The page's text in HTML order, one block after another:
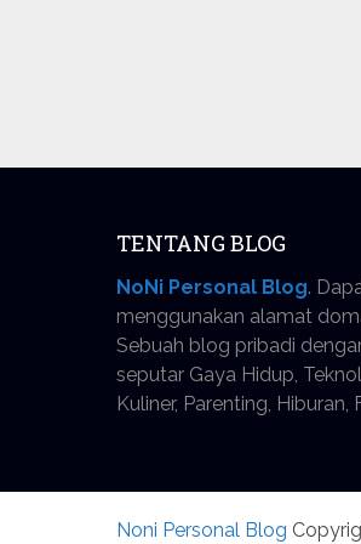
TENTANG BLOG
NoNi Personal Blog.
menggunakan alamat
Sebuah blog pribadi
seputar Gaya Hidup,
Kuliner, Parenting, Hiburan,
Noni Personal Blog